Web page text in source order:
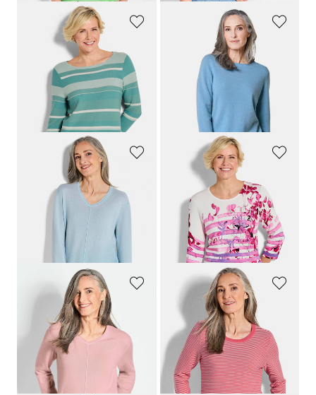
Tricot pullover met streepdessin
99,95 €
Laagste prijs van de afgelopen 30
dagen**: 59,95 € (-16%)
Pullover van kasjmier met boothals
149,95 €
Laagste prijs van de afgelopen 30
dagen**: 119,95 €
(-8%)
Pullover van kasjmier met V-hals
109,95 €
149,95 €
Laagste prijs van de afgelopen 30
dagen**: 119,95 €
GOLDNER
69,95 €119,95 €
Laagste prijs van de afgelopen 30
dagen**: 89,95 € (-22%)
Pullover van kasjmier met V-hals
109,95 € 149,95 €
+ 7
Laagste prijs van de afgelopen 30
dagen**: 119,95 €
Tricot pullover van katoen
69,95 €
+ 1